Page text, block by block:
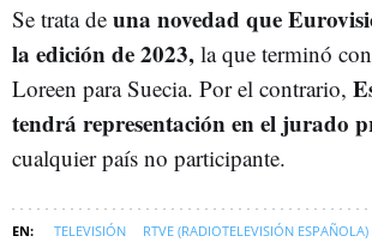
Se trata de una novedad que
la edición de 2023, la que terminó
Loreen para Suecia. Por el contrario,
tendrá representación en el jurado
cualquier país no participante.
TELEVISIÓN RTVE (RADIOTELEVISIÓN ESPAÑOLA)